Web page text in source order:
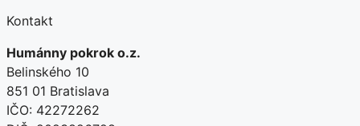
Kontakt
Humánny pokrok o.z.
Belinského 10
851 01 Bratislava
IČO: 42272262